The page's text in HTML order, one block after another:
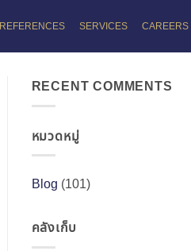
REFERENCES SERVICES CAREERS
RECENT COMMENTS
หมวดหมู่
Blog (101)
คลังเก็บ